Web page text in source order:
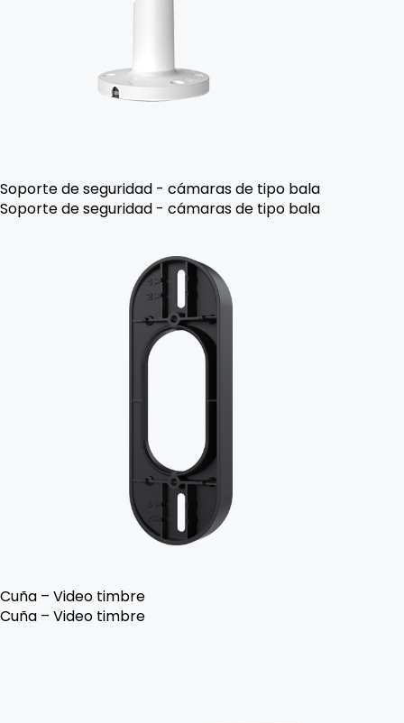
Soporte de seguridad - cámaras de tipo bala
Soporte de seguridad - cámaras de tipo bala
Cuña – Video timbre
Cuña – Video timbre